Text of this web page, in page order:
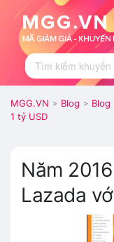
MGG.VN > Blog > Blog
1 tỷ USD
Năm
Lazada